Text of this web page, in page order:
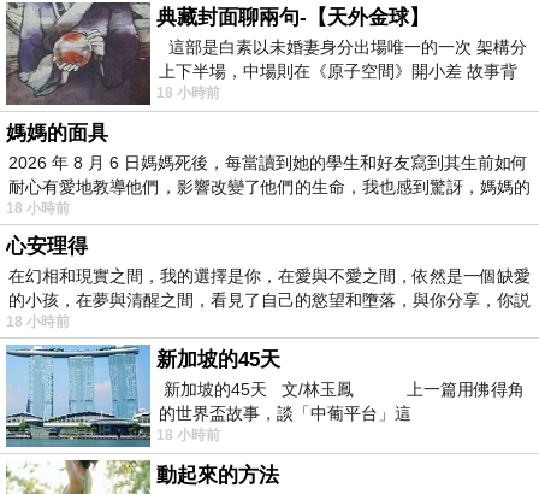
典藏封面聊兩句-【天外金球】
這部是白素以未婚妻身分出場唯一的一次 架構分
上下半場，中場則在《原子空間》開小差 故事背
景影射西藏境外流亡 地下組織
18 小時前
媽媽的面具
2026 年 8 月 6 日媽媽死後，每當讀到她的學生和好友寫到其生前如何
耐心有愛地教導他們，影響改變了他們的生命，我也感到驚訝，媽媽的
18 小時前
心安理得
在幻相和現實之間，我的選擇是你，在愛與不愛之間，依然是一個缺愛
的小孩，在夢與清醒之間，看見了自己的慾望和墮落，與你分享，你説
18 小時前
新加坡的45天
新加坡的45天 文/林玉鳳 上一篇用佛得角
的世界盃故事，談「中葡平台」這
18 小時前
動起來的方法